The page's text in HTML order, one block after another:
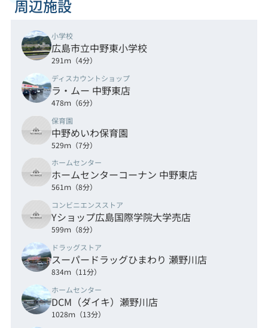
周辺施設
小学校
広島市立中野東小学校
291ｍ（4分）
ディスカウントショップ
ラ・ムー 中野東店
478ｍ（6分）
保育園
中野めいわ保育園
529ｍ（7分）
ホームセンター
ホームセンターコーナン 中野東店
561ｍ（8分）
コンビニエンスストア
Yショップ広島国際学院大学売店
599ｍ（8分）
ドラッグストア
スーパードラッグひまわり 瀬野川店
834ｍ（11分）
ホームセンター
DCM（ダイキ）瀬野川店
1028ｍ（13分）